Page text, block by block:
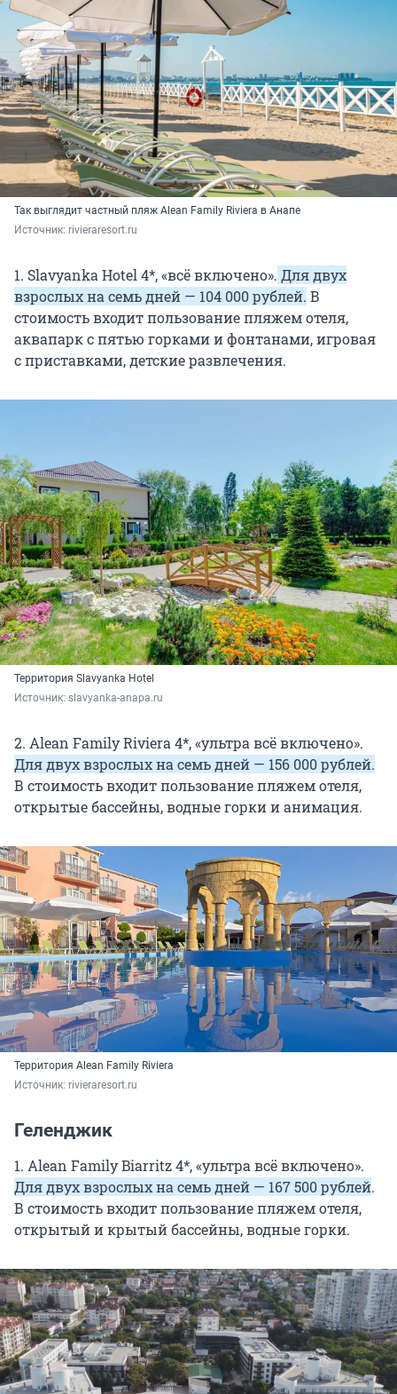
Так выглядит частный пляж Alean Family Riviera в Анапе
Источник: rivieraresort.ru
1. Slavyanka Hotel 4*, «всё включено». Для двух
взрослых на семь дней — 104 000 рублей. В
стоимость входит пользование пляжем отеля,
аквапарк с пятью горками и фонтанами, игровая
с приставками, детские развлечения.
Территория Slavyanka Hotel
Источник: slavyanka-anapa.ru
2. Alean Family Riviera 4*, «ультра всё включено».
Для двух взрослых на семь дней — 156 000 рублей.
В стоимость входит пользование пляжем отеля,
открытые бассейны, водные горки и анимация.
Территория Alean Family Riviera
Источник: rivieraresort.ru
Геленджик
1. Alean Family Biarritz 4*, «ультра всё включено».
Для двух взрослых на семь дней — 167 500 рублей.
В стоимость входит пользование пляжем отеля,
открытый и крытый бассейны, водные горки.